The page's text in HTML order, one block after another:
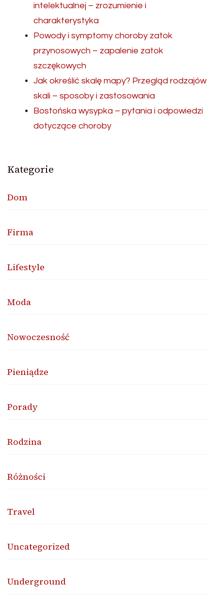
intelektualnej – zrozumienie i
charakterystyka
Powody i symptomy choroby zatok
przynosowych – zapalenie zatok
szczękowych
Jak określić skalę mapy? Przegląd rodzajów
skali – sposoby i zastosowania
Bostońska wysypka – pytania i odpowiedzi
dotyczące choroby
Kategorie
Dom
Firma
Lifestyle
Moda
Nowoczesność
Pieniądze
Porady
Rodzina
Różności
Travel
Uncategorized
Underground